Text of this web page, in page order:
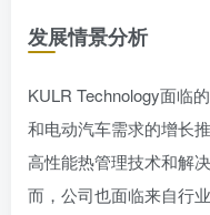
发展情景分析
KULR Technology面临
和电动汽车需求的增长
高性能热管理技术和解
而，公司也面临来自行